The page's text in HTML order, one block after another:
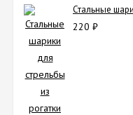
Стальные
220 ₽